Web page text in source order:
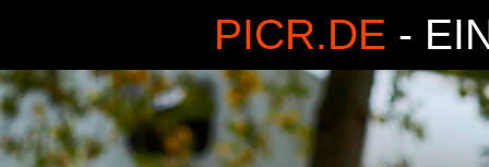
PICR.DE -